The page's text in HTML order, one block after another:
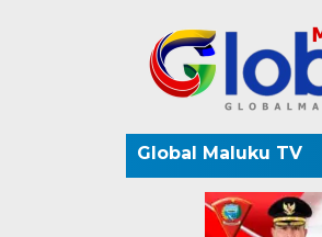
Global Maluku TV